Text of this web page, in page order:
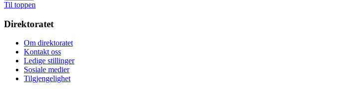
Til toppen
Direktoratet
Om direktoratet
Kontakt oss
Ledige stillinger
Sosiale medier
Tilgjengelighet